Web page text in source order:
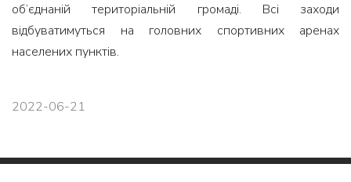
об’єднаній територіальній громаді. Всі заходи
відбуватимуться на головних спортивних аренах
населених пунктів.
2022-06-21